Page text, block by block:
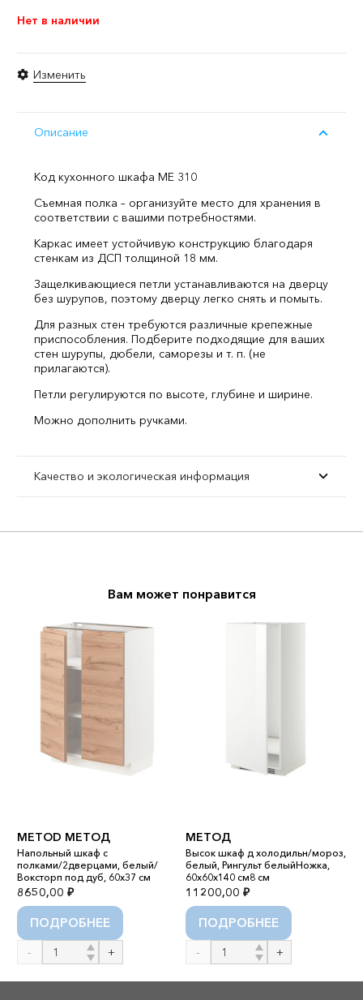
Нет в наличии
Изменить
Описание
Код кухонного шкафа ME 310
Съемная полка – организуйте место для хранения в
соответствии с вашими потребностями.
Каркас имеет устойчивую конструкцию благодаря
стенкам из ДСП толщиной 18 мм.
Защелкивающиеся петли устанавливаются на дверцу
без шурупов, поэтому дверцу легко снять и помыть.
Для разных стен требуются различные крепежные
приспособления. Подберите подходящие для ваших
стен шурупы, дюбели, саморезы и т. п. (не
прилагаются).
Петли регулируются по высоте, глубине и ширине.
Можно дополнить ручками.
Качество и экологическая информация
Вам может понравится
METOD МЕТОД
Напольный шкаф с
полками/2дверцами, белый/
Воксторп под дуб, 60x37 см
8650,00 ₽
ПОДРОБНЕЕ
Количество
товара
METOD
МЕТОД
Высок шкаф д холодильн/мороз,
белый, Рингульт белыйНожка,
60x60x140 см8 см
11200,00 ₽
ПОДРОБНЕЕ
Количество
товара
МЕТОД